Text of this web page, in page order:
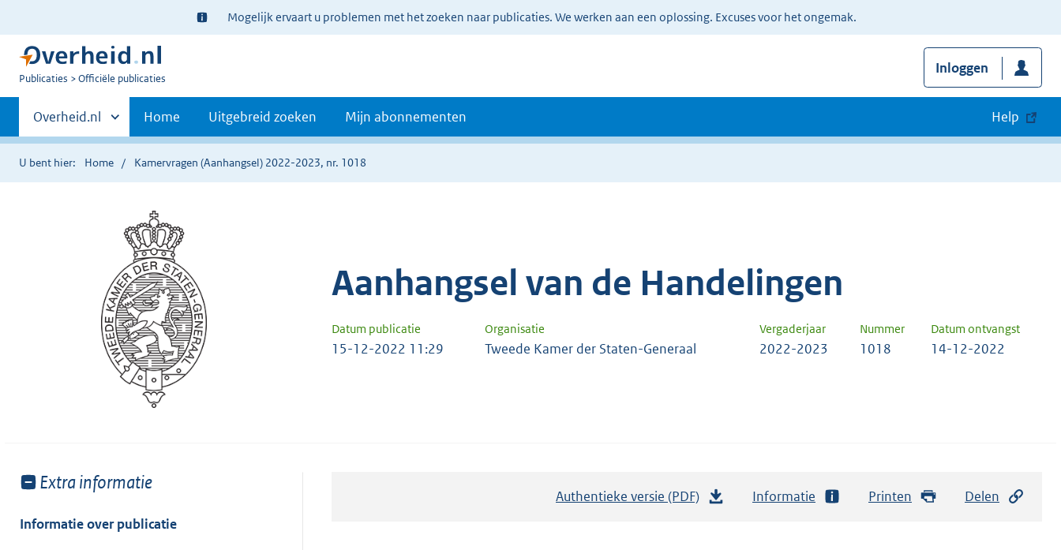
Ter
informatie:
Mogelijk ervaart u problemen met het zoeken naar publicaties. We werken aan een oplossing. Excuses voor het ongemak.
U
Publicaties Officiële publicaties
Inloggen
Primaire
navigatie
Andere
sites
binnen
Overheid.nl Home Uitgebreid zoeken Mijn abonnementen Help
U bent hier: Home Kamervragen (Aanhangsel) 2022-2023, nr. 1018
Aanhangsel van de Handelingen
Datum publicatie Organisatie Vergaderjaar Nummer Datum ontvangst
15-12-2022 11:29 Tweede Kamer der Staten-Generaal 2022-2023 1018 14-12-2022
Toon
van:
Extra informatie
Informatie over publicatie
Authentieke versie (PDF) Informatie Printen Delen